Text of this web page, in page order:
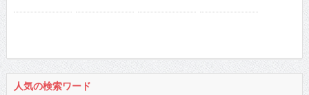
2022: 01 02 03 04 05 06
07
08
09 10 11
12
2020:01 02